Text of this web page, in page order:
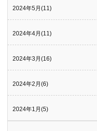
2024年5月(11)
2024年4月(11)
2024年3月(16)
2024年2月(6)
2024年1月(5)